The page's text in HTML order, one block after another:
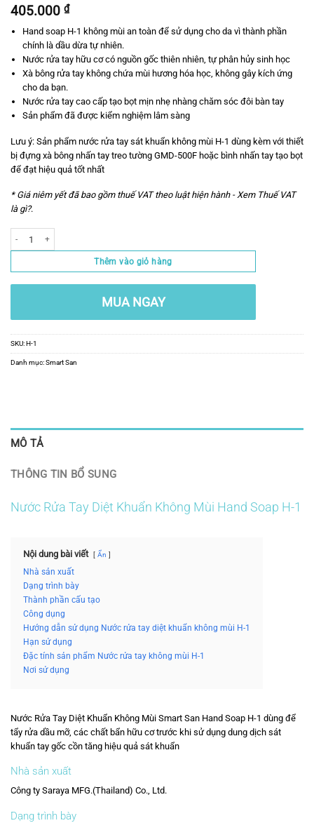
405.000 ₫
Hand soap H-1 không mùi an toàn để sử dụng cho da vì thành phần
chính là dầu dừa tự nhiên.
Nước rửa tay hữu cơ có nguồn gốc thiên nhiên, tự phân hủy sinh học
Xà bông rửa tay không chứa mùi hương hóa học, không gây kích ứng
cho da bạn.
Nước rửa tay cao cấp tạo bọt mịn nhẹ nhàng chăm sóc đôi bàn tay
Sản phẩm đã được kiểm nghiệm lâm sàng
Lưu ý: Sản phẩm nước rửa tay sát khuẩn không mùi H-1 dùng kèm với thiết
bị đựng xà bông nhấn tay treo tường GMD-500F hoặc bình nhấn tay tạo bọt
để đạt hiệu quả tốt nhất
* Giá niêm yết đã bao gồm thuế VAT theo luật hiện hành -Xem Thuế VAT
là gì?.
Thêm vào giỏ hàng
MUA NGAY
SKU:H-1
Danh mục:Smart San
MÔ TẢ
THÔNG TIN BỔ SUNG
Nước Rửa Tay Diệt Khuẩn Không Mùi Hand Soap H-1
Nội dung bài viết Ẩn
Nhà sản xuất
Dạng trình bày
Thành phần cấu tạo
Công dụng
Hướng dẫn sử dụng Nước rửa tay diệt khuẩn không mùi H-1
Hạn sử dụng
Đặc tính sản phẩm Nước rửa tay không mùi H-1
Nơi sử dụng
Nước Rửa Tay Diệt Khuẩn Không Mùi Smart San Hand Soap H-1 dùng để
tẩy rửa dầu mỡ, các chất bẩn hữu cơ trước khi sử dụng dung dịch sát
khuẩn tay gốc cồn tăng hiệu quả sát khuẩn
Nhà sản xuất
Công ty Saraya MFG.(Thailand) Co., Ltd.
Dạng trình bày